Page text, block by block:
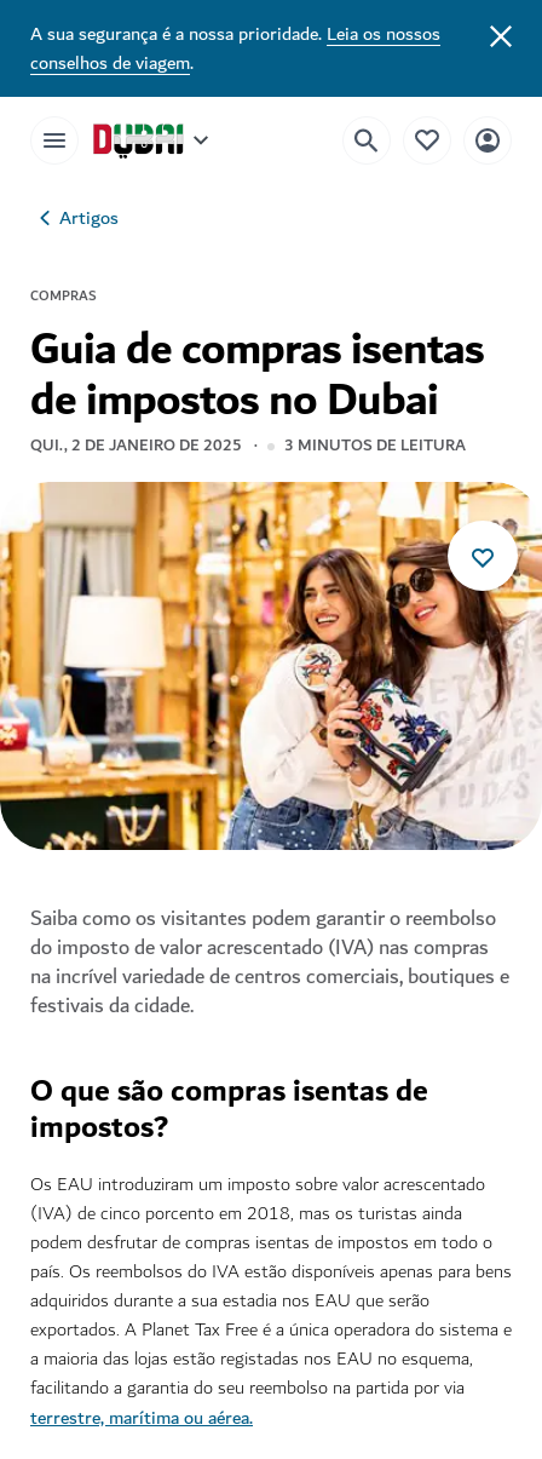
A sua segurança é a nossa prioridade.Leia os nossos
conselhos de viagem.
Artigos
COMPRAS
Guia de compras isentas
de impostos no Dubai
QUI., 2 DE JANEIRO DE 2025 3 MINUTOS DE LEITURA
Saiba como os visitantes podem garantir o reembolso
do imposto de valor acrescentado (IVA) nas compras
na incrível variedade de centros comerciais, boutiques e
festivais da cidade.
O que são compras isentas de
impostos?
Os EAU introduziram um imposto sobre valor acrescentado
(IVA) de cinco porcento em 2018, mas os turistas ainda
podem desfrutar de compras isentas de impostos em todo o
país. Os reembolsos do IVA estão disponíveis apenas para bens
adquiridos durante a sua estadia nos EAU que serão
exportados. A Planet Tax Free é a única operadora do sistema e
a maioria das lojas estão registadas nos EAU no esquema,
facilitando a garantia do seu reembolso na partida por via
terrestre, marítima ou aérea.